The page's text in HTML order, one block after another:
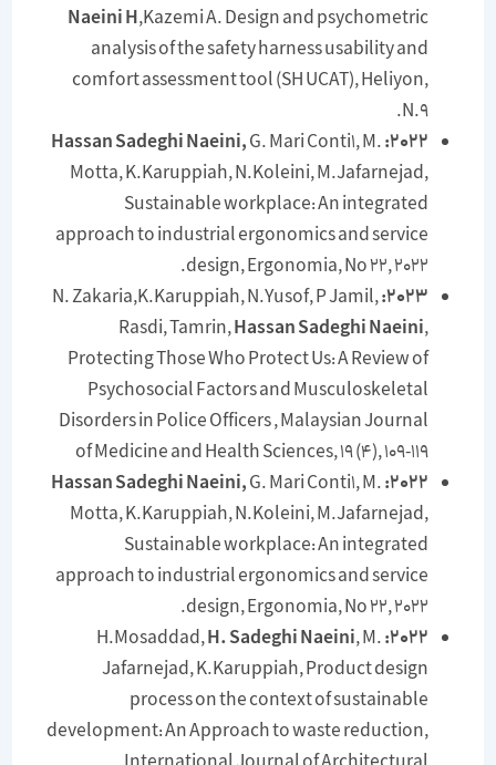
Naeini H,Kazemi A. Design and psychometric
analysis of the safety harness usability and
comfort assessment tool (SH UCAT), Heliyon,
2022: Hassan Sadeghi Naeini,
G. Mari Conti1, M.
Motta, K.Karuppiah, N.Koleini, M.Jafarnejad,
Sustainable workplace: An integrated
approach to industrial ergonomics and service
design, Ergonomia, No 22, 2022.
2023:
N. Zakaria,K.Karuppiah, N.Yusof, P Jamil,
Rasdi, Tamrin,Hassan Sadeghi Naeini
Protecting Those Who Protect Us: A Review of
Psychosocial Factors and Musculoskeletal
Disorders in Police Officers , Malaysian Journal
of Medicine and Health Sciences, 19 (4), 109-119
2022: Hassan Sadeghi Naeini,
G. Mari Conti1, M.
Motta, K.Karuppiah, N.Koleini, M.Jafarnejad,
Sustainable workplace: An integrated
approach to industrial ergonomics and service
design, Ergonomia, No 22, 2022.
2022:
H.Mosaddad,
H. Sadeghi Naeini, M.
Jafarnejad, K.Karuppiah, Product design
process on the context of sustainable
development: An Approach to waste reduction,